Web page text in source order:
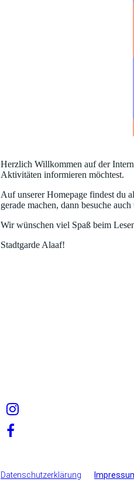
Herzlich Willkommen auf der
Aktivitäten informieren möchtest.
Auf unserer Homepage findest du
gerade machen, dann besuche
Wir wünschen viel Spaß beim
Stadtgarde Alaaf!
Datenschutzerklärung